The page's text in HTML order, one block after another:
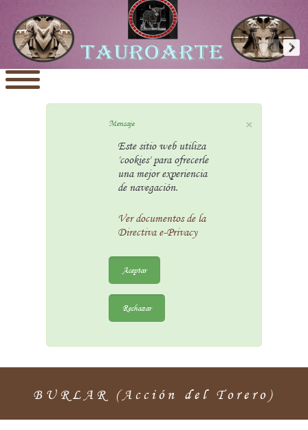
×
Mensaje
Este sitio web utiliza
'cookies' para ofrecerle
una mejor experiencia
de navegación.
Ver documentos de la
Directiva e-Privacy
Aceptar
Rechazar
BURLAR (Acción del Torero)